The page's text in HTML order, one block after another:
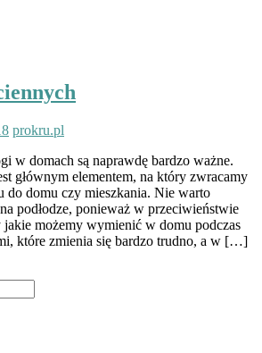
prokru.pl
w domach są naprawdę bardzo ważne.
głównym elementem, na który zwracamy
do domu czy mieszkania. Nie warto
podłodze, ponieważ w przeciwieństwie
możemy wymienić w domu podczas
które zmienia się bardzo trudno, a w […]